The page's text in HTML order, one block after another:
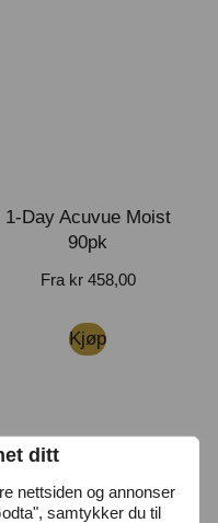
ditt
nettsiden og annonser
samtykker du til
1-Day Acuvue Moist
90pk
Fra kr458,00
Kjøp